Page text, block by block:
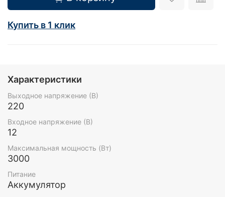
Купить в 1 клик
Характеристики
Выходное напряжение (В)
220
Входное напряжение (В)
12
Максимальная мощность (Вт)
3000
Питание
Аккумулятор